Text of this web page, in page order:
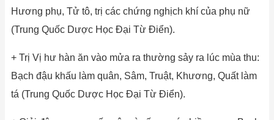
Hương phụ, Tử tô, trị các chứng nghịch khí của phụ nữ
(Trung Quốc Dược Học Đại Từ Điển).
+ Trị Vị hư hàn ăn vào mửa ra thường sảy ra lúc mùa thu:
Bạch đậu khấu làm quân, Sâm, Truật, Khương, Quất làm
tá (Trung Quốc Dược Học Đại Từ Điển).